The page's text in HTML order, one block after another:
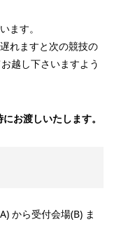
ます。
れますと次の競技の
越し下さいますよう
お渡しいたします。
から受付会場(B) ま